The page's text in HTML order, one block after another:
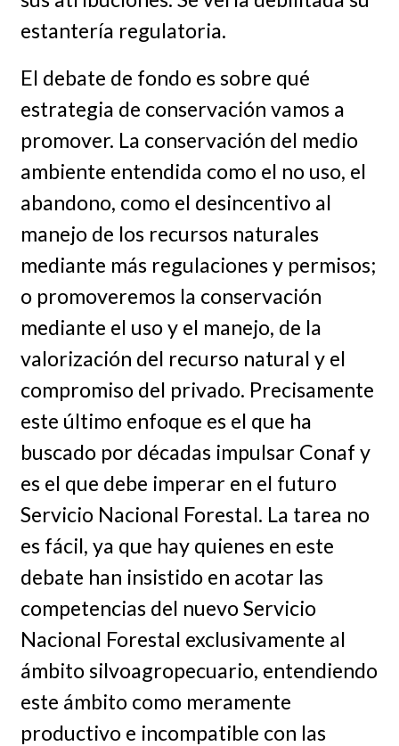
estantería regulatoria.
El debate de fondo es sobre qué
estrategia de conservación vamos a
promover. La conservación del medio
ambiente entendida como el no uso, el
abandono, como el desincentivo al
manejo de los recursos naturales
mediante más regulaciones y permisos;
o promoveremos la conservación
mediante el uso y el manejo, de la
valorización del recurso natural y el
compromiso del privado. Precisamente
este último enfoque es el que ha
buscado por décadas impulsar Conaf y
es el que debe imperar en el futuro
Servicio Nacional Forestal. La tarea no
es fácil, ya que hay quienes en este
debate han insistido en acotar las
competencias del nuevo Servicio
Nacional Forestal exclusivamente al
ámbito silvoagropecuario, entendiendo
este ámbito como meramente
productivo e incompatible con las